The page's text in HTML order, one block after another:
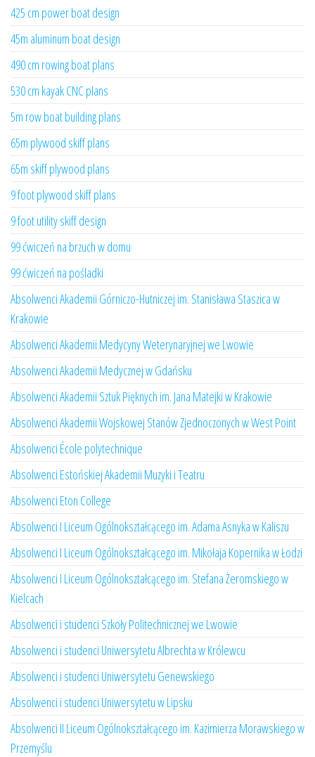
425 cm power boat design
45m aluminum boat design
490 cm rowing boat plans
530 cm kayak CNC plans
5m row boat building plans
65m plywood skiff plans
65m skiff plywood plans
9 foot plywood skiff plans
9 foot utility skiff design
99 ćwiczeń na brzuch w domu
99 ćwiczeń na pośladki
Absolwenci Akademii Górniczo-Hutniczej im. Stanisława Staszica w
Krakowie
Absolwenci Akademii Medycyny Weterynaryjnej we Lwowie
Absolwenci Akademii Medycznej w Gdańsku
Absolwenci Akademii Sztuk Pięknych im. Jana Matejki w Krakowie
Absolwenci Akademii Wojskowej Stanów Zjednoczonych w West Point
Absolwenci École polytechnique
Absolwenci Estońskiej Akademii Muzyki i Teatru
Absolwenci Eton College
Absolwenci I Liceum Ogólnokształcącego im. Adama Asnyka w Kaliszu
Absolwenci I Liceum Ogólnokształcącego im. Mikołaja Kopernika w Łodzi
Absolwenci I Liceum Ogólnokształcącego im. Stefana Żeromskiego w
Kielcach
Absolwenci i studenci Szkoły Politechnicznej we Lwowie
Absolwenci i studenci Uniwersytetu Albrechta w Królewcu
Absolwenci i studenci Uniwersytetu Genewskiego
Absolwenci i studenci Uniwersytetu w Lipsku
Absolwenci II Liceum Ogólnokształcącego im. Kazimierza Morawskiego w
Przemyślu